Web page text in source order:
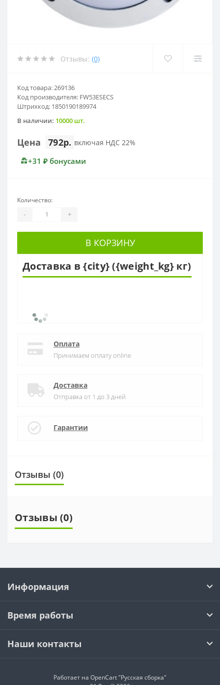
Отзывы: (0)
Код товара: 269136
Код производителя: FW53ESECS
Штрихкод: 1850190189974
В наличии: 10000 шт.
Цена 792р. включая НДС 22%
+31 ₽ бонусами
Количество:
- +
В КОРЗИНУ
Доставка в {city} ({weight_kg} кг)
Оплата
Принимаем оплату online
Доставка
Отправка от 1 до 3 дней
Гарантии
Отзывы (0)
Отзывы (0)
Информация
Время работы
Наши контакты
Работает на OpenCart "Русская сборка"